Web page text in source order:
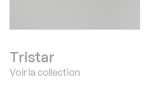
Tristar
Voir la collection